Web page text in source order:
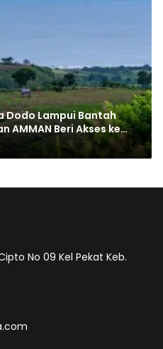
Dodo Lampui Bantah
AMMAN Beri Akses ke
No 09 Kel Pekat Keb.